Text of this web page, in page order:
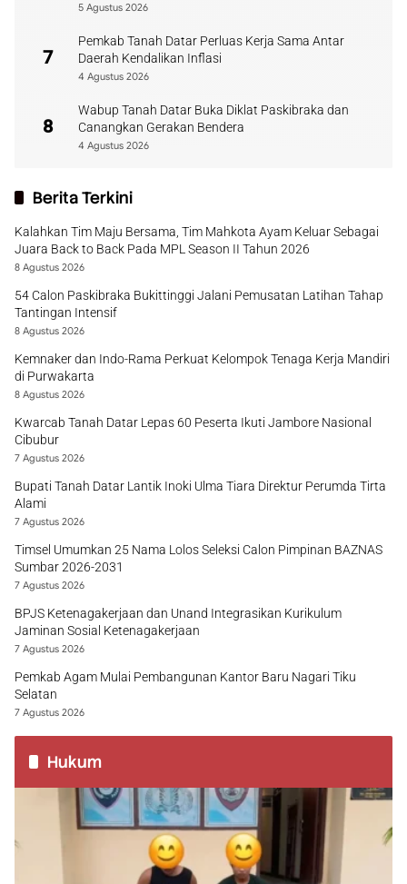
5 Agustus 2026
7
Pemkab Tanah Datar Perluas Kerja Sama Antar
Daerah Kendalikan Inflasi
4 Agustus 2026
8
Wabup Tanah Datar Buka Diklat Paskibraka dan
Canangkan Gerakan Bendera
4 Agustus 2026
Berita Terkini
Kalahkan Tim Maju Bersama, Tim Mahkota Ayam Keluar Sebagai
Juara Back to Back Pada MPL Season II Tahun 2026
8 Agustus 2026
54 Calon Paskibraka Bukittinggi Jalani Pemusatan Latihan Tahap
Tantingan Intensif
8 Agustus 2026
Kemnaker dan Indo-Rama Perkuat Kelompok Tenaga Kerja Mandiri
di Purwakarta
8 Agustus 2026
Kwarcab Tanah Datar Lepas 60 Peserta Ikuti Jambore Nasional
Cibubur
7 Agustus 2026
Bupati Tanah Datar Lantik Inoki Ulma Tiara Direktur Perumda Tirta
Alami
7 Agustus 2026
Timsel Umumkan 25 Nama Lolos Seleksi Calon Pimpinan BAZNAS
Sumbar 2026-2031
7 Agustus 2026
BPJS Ketenagakerjaan dan Unand Integrasikan Kurikulum
Jaminan Sosial Ketenagakerjaan
7 Agustus 2026
Pemkab Agam Mulai Pembangunan Kantor Baru Nagari Tiku
Selatan
7 Agustus 2026
Hukum